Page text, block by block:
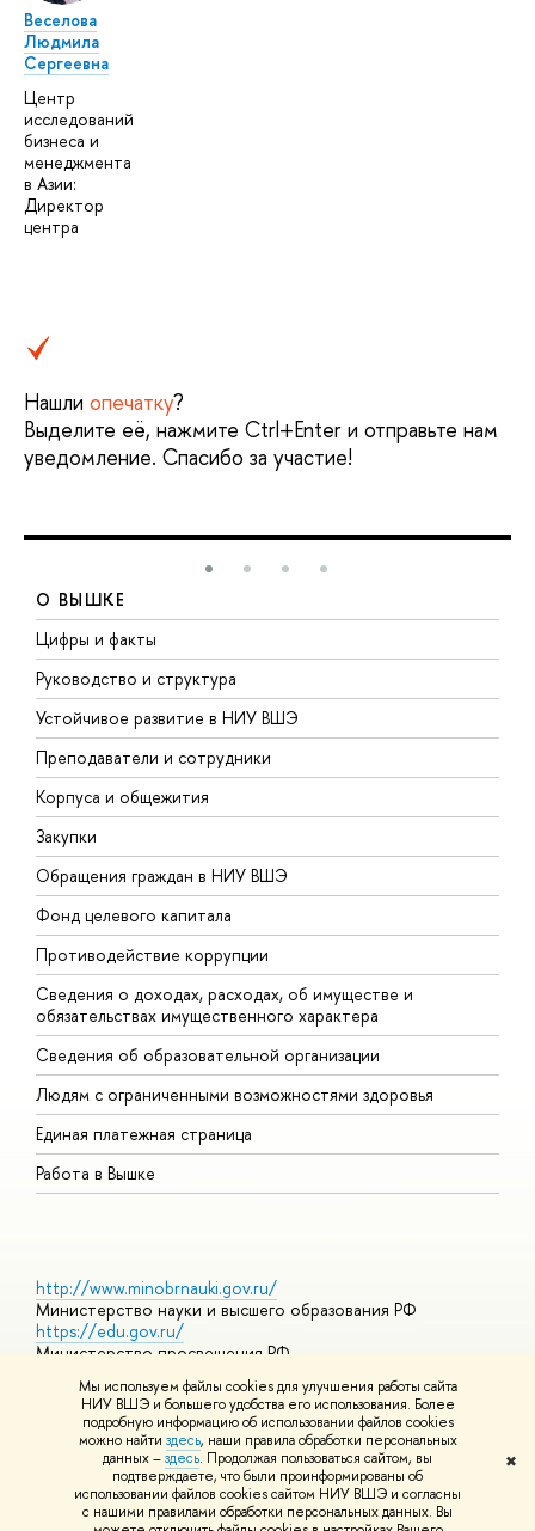
Мы используем файлы cookies для улучшения работы сайта
НИУ ВШЭ и большего удобства его использования. Более
подробную информацию об использовании файлов cookies
можно найти здесь, наши правила обработки персональных
данных –здесь. Продолжая пользоваться сайтом, вы
подтверждаете, что были проинформированы об
использовании файлов cookies сайтом НИУ ВШЭ и согласны
с нашими правилами обработки персональных данных. Вы
✖
Веселова
Людмила
Сергеевна
Центр
исследований
бизнеса и
менеджмента
в Азии:
Директор
центра
Нашли опечатку?
Выделите её, нажмите Ctrl+Enter и отправьте нам
уведомление. Спасибо за участие!
О ВЫШКЕ
Цифры и факты
Руководство и структура
Устойчивое развитие в НИУ ВШЭ
Преподаватели и сотрудники
Корпуса и общежития
Закупки
Обращения граждан в НИУ ВШЭ
Фонд целевого капитала
Противодействие коррупции
Сведения о доходах, расходах, об имуществе и
обязательствах имущественного характера
Сведения об образовательной организации
Людям с ограниченными возможностями здоровья
Единая платежная страница
Работа в Вышке
http://www.minobrnauki.gov.ru/
Министерство науки и высшего образования РФ
https://edu.gov.ru/
Министерство просвещения РФ
Массовые открытые онлайн-курсы
© НИУ ВШЭ 1993–2026 Адреса и контактыУсловия
использования материалов Политика конфиденциальности
Шрифты HSE Sans и HSE Slab разработаны вШколе дизайна НИУ